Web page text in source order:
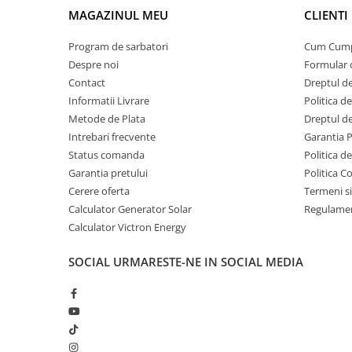
Acumulatori Gel
Acumulatori Moto
Electronice
Invertoare Tensiune
Statii de incarcare vehicule
UPS Centrale Termice
Stabilizatoare Tensiune
Scule si aparate
Anemometre
Clampmetre
Detectoare
Multimetre Portabile
Cabluri pentru conectarea la acumulator
Calculati consumul total si verificati sa nu depaseasca
Opriti invertorul inainte de conectare.
Conectati cablul rosu la borna pozitiva (+).
Porniti invertorul, apoi dispozitivul conectat.
Este o solutie echilibrata pentru aplicatii off-grid medii pe
ridicata si putere suficienta pentru majoritatea
MAGAZINUL MEU
Program de sarbatori
Despre noi
Contact
Informatii Livrare
Metode de Plata
Intrebari frecvente
Status comanda
Garantia pretului
Cerere oferta
Calculator Generator Solar
Calculator Victron Energy
CLIENTI
Cum
Formular
Dreptul
Politica
Dreptul
Garantia
Politica
Politica
Termeni
SOCIAL URMARESTE-NE IN SOCIAL MEDIA